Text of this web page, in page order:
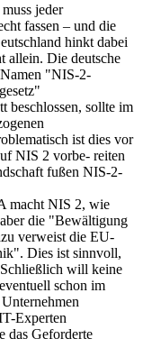
jeder
fassen – und die
hinkt dabei
allein. Die deutsche
"NIS-2-
beschlossen, sollte im
ist dies vor
NIS 2 vorbe- reiten
fußen NIS-2-
macht NIS 2, wie
die "Bewältigung
verweist die EU-
Dies ist sinnvoll,
will keine
schon im
Experten
das Geforderte